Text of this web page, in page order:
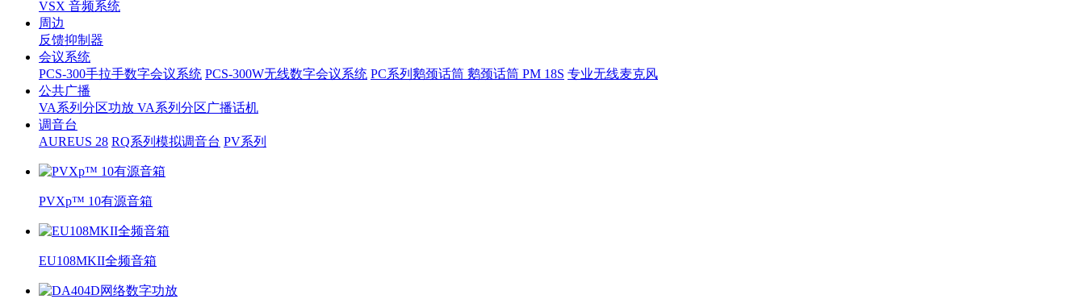
VSX 音频系统
周边
反馈抑制器
会议系统
PCS-300手拉手数字会议系统 PCS-300W无线数字会议系统 PC系列鹅颈话筒 鹅颈话筒 PM 18S 专业无线麦克风
公共广播
VA系列分区功放 VA系列分区广播话机
调音台
AUREUS 28 RQ系列模拟调音台 PV系列
PVXp™ 10有源音箱
EU108MKII全频音箱